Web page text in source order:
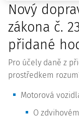
Nový
zákona č.
přidané
Pro účely daně z
prostředkem
Motorová
O